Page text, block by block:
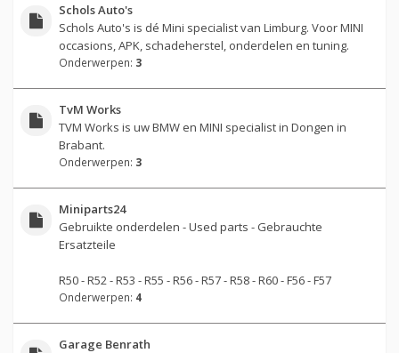
Schols Auto's
Schols Auto's is dé Mini specialist van Limburg. Voor MINI
occasions, APK, schadeherstel, onderdelen en tuning.
Onderwerpen: 3
TvM Works
TVM Works is uw BMW en MINI specialist in Dongen in
Brabant.
Onderwerpen: 3
Miniparts24
Gebruikte onderdelen - Used parts - Gebrauchte
Ersatzteile
R50 - R52 - R53 - R55 - R56 - R57 - R58 - R60 - F56 - F57
Onderwerpen: 4
Garage Benrath